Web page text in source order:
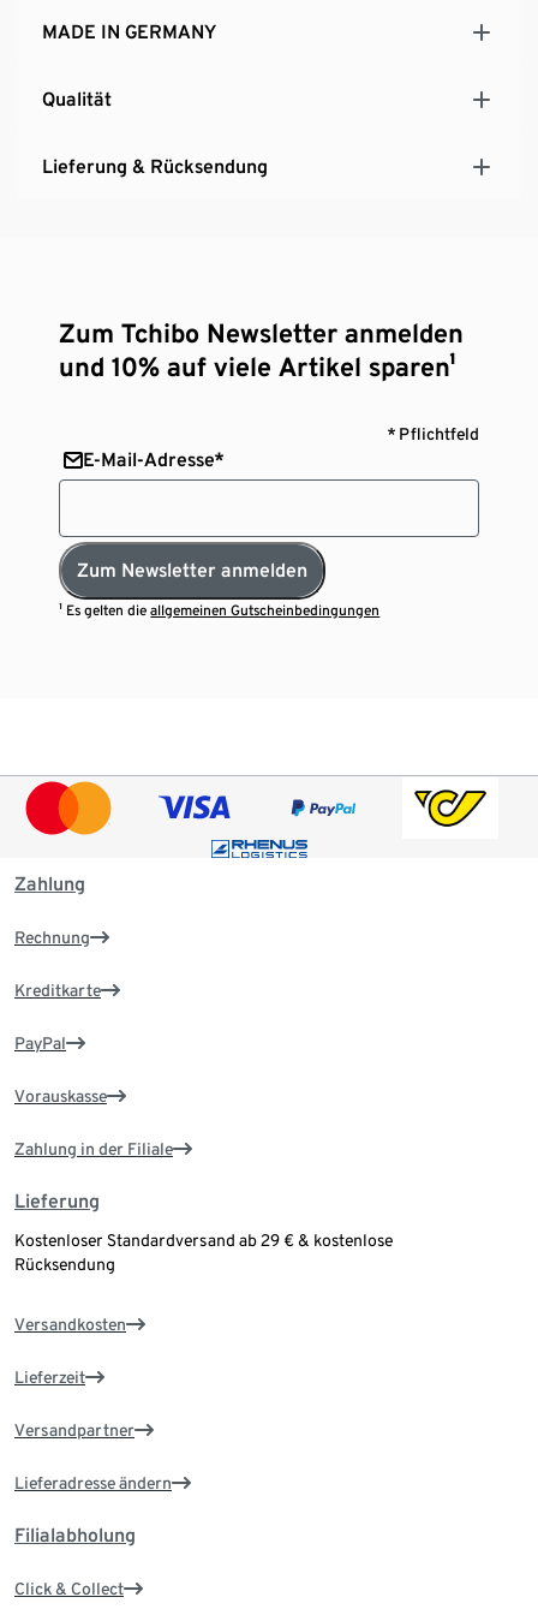
MADE IN GERMANY
Qualität
Lieferung & Rücksendung
Zum Tchibo Newsletter anmelden
und 10% auf viele Artikel sparen¹
* Pflichtfeld
E-Mail-Adresse*
Zum Newsletter anmelden
¹ Es gelten dieallgemeinen Gutscheinbedingungen
Zahlung
Rechnung
Kreditkarte
PayPal
Vorauskasse
Zahlung in der Filiale
Lieferung
Kostenloser Standardversand ab 29 € & kostenlose
Rücksendung
Versandkosten
Lieferzeit
Versandpartner
Lieferadresse ändern
Filialabholung
Click & Collect